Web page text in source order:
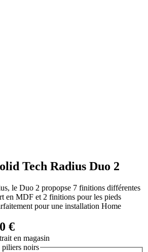
Tech Radius Duo 2
le Duo 2 propopse 7 finitions différentes
en MDF et 2 finitions pour les pieds
pour une installation Home
€
en magasin
piliers noirs